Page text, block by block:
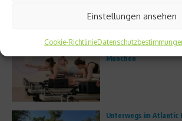
Einstellungen ansehen
Cookie-Richtlinie
FS8 eröffnet erstes
München
Unterwegs im Atlantic